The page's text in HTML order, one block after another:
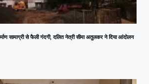
सामाग्री से फैली गंदगी, दलित नेत्री सीमा अतुलकर ने दिया आंदोलन